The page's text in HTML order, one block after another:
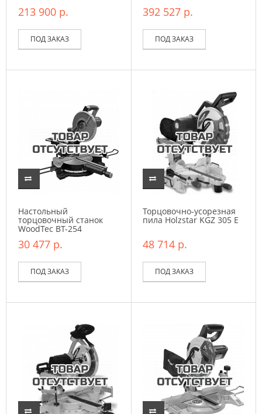
213 900 р.
ПОД ЗАКАЗ
392 527 р.
ПОД ЗАКАЗ
Настольный
торцовочный станок
WoodTec BT-254
30 477 р.
ПОД ЗАКАЗ
Торцовочно-усорезная
пила Holzstar KGZ 305 E
48 714 р.
ПОД ЗАКАЗ